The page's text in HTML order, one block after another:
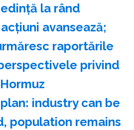
la rând
avansează;
raportările
privind
Hormuz
industry can be
population remains